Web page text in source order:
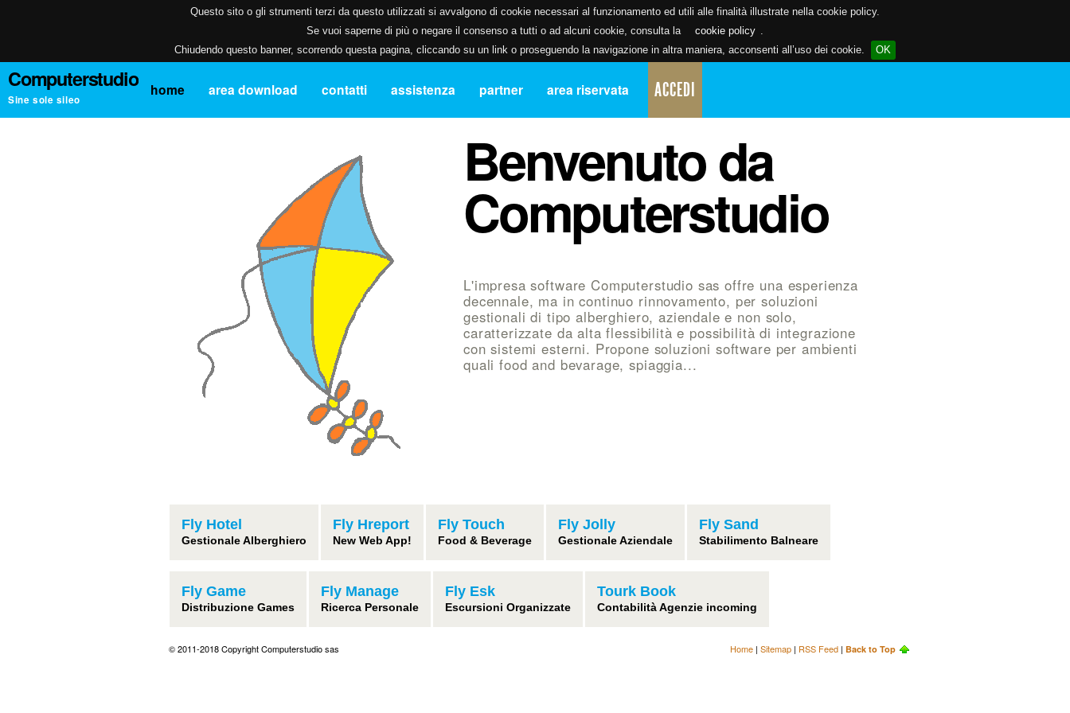
Questo sito o gli strumenti terzi da questo utilizzati si avvalgono di cookie necessari al funzionamento ed utili alle finalità illustrate nella cookie policy.
Se vuoi saperne di più o negare il consenso a tutti o ad alcuni cookie, consulta la
cookie policy .
Chiudendo questo banner, scorrendo questa pagina, cliccando su un link o proseguendo la navigazione in altra maniera, acconsenti all’uso dei cookie.
OK
Computerstudio
Sine sole sileo
home area download contatti assistenza partner area riservata ACCEDI
Benvenuto da
Computerstudio
L'impresa software Computerstudio sas offre una esperienza
decennale, ma in continuo rinnovamento, per soluzioni
gestionali di tipo alberghiero, aziendale e non solo,
caratterizzate da alta flessibilità e possibilità di integrazione
con sistemi esterni. Propone soluzioni software per ambienti
quali food and bevarage, spiaggia...
Fly Hotel
Gestionale Alberghiero
Fly Hreport
New Web App!
Fly Touch
Food & Beverage
Fly Jolly
Gestionale Aziendale
Fly Sand
Stabilimento Balneare
Fly Game
Distribuzione Games
Fly Manage
Ricerca Personale
Fly Esk
Escursioni Organizzate
Tourk Book
Contabilità Agenzie incoming
© 2011-2018 Copyright Computerstudio sas Home | Sitemap | RSS Feed | Back to Top